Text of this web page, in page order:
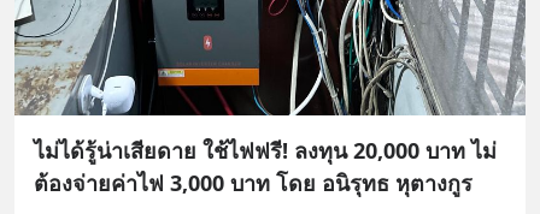
ไม่ได้รู้น่าเสียดาย ใช้ไฟฟรี! ลงทุน 20,000 บาท ไม่
ต้องจ่ายค่าไฟ 3,000 บาท โดย อนิรุทธ หุตางกูร